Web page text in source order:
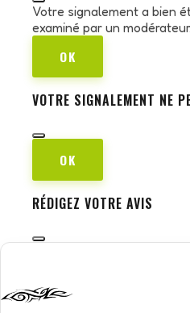
Votre signalement a bien
examiné par un modérateur.
OK
VOTRE SIGNALEMENT NE
OK
RÉDIGEZ VOTRE AVIS